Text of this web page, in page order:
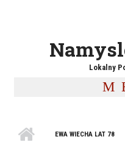
Lokalny
EWA WIECHA LAT 78